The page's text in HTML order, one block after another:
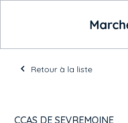
Retour à la liste
CCAS DE SEVREMOINE